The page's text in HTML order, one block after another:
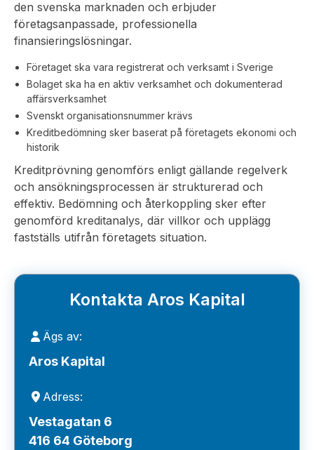
den svenska marknaden och erbjuder
företagsanpassade, professionella
finansieringslösningar.
Företaget ska vara registrerat och verksamt i Sverige
Bolaget ska ha en aktiv verksamhet och dokumenterad
affärsverksamhet
Svenskt organisationsnummer krävs
Kreditbedömning sker baserat på företagets ekonomi och
historik
Kreditprövning genomförs enligt gällande regelverk
och ansökningsprocessen är strukturerad och
effektiv. Bedömning och återkoppling sker efter
genomförd kreditanalys, där villkor och upplägg
fastställs utifrån företagets situation.
Kontakta Aros Kapital
Ägs av:
Aros Kapital
Adress:
Vestagatan 6
416 64 Göteborg